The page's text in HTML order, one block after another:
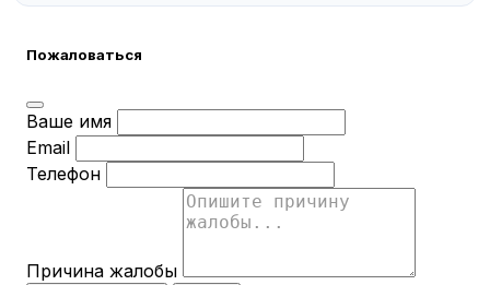
Пожаловаться
Ваше имя
Email
Телефон
Причина жалобы